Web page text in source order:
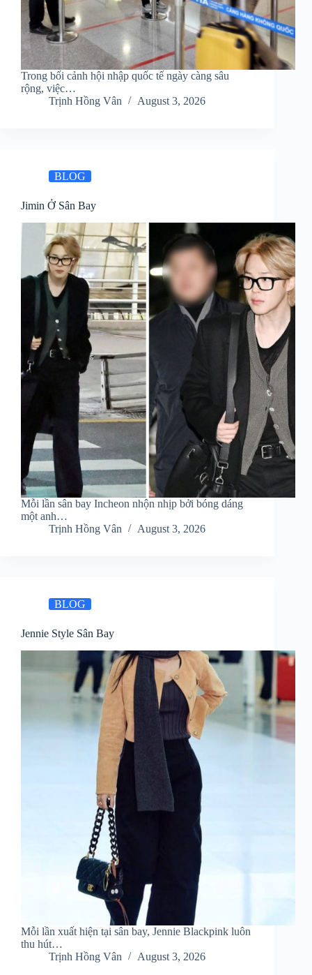
Trong bối cảnh hội nhập quốc tế ngày càng sâu
rộng, việc…
Trịnh Hồng Vân
August 3, 2026
BLOG
Jimin Ở Sân Bay
Mỗi lần sân bay Incheon nhộn nhịp bởi bóng dáng
một anh…
Trịnh Hồng Vân
August 3, 2026
BLOG
Jennie Style Sân Bay
Mỗi lần xuất hiện tại sân bay, Jennie Blackpink luôn
thu hút…
Trịnh Hồng Vân
August 3, 2026